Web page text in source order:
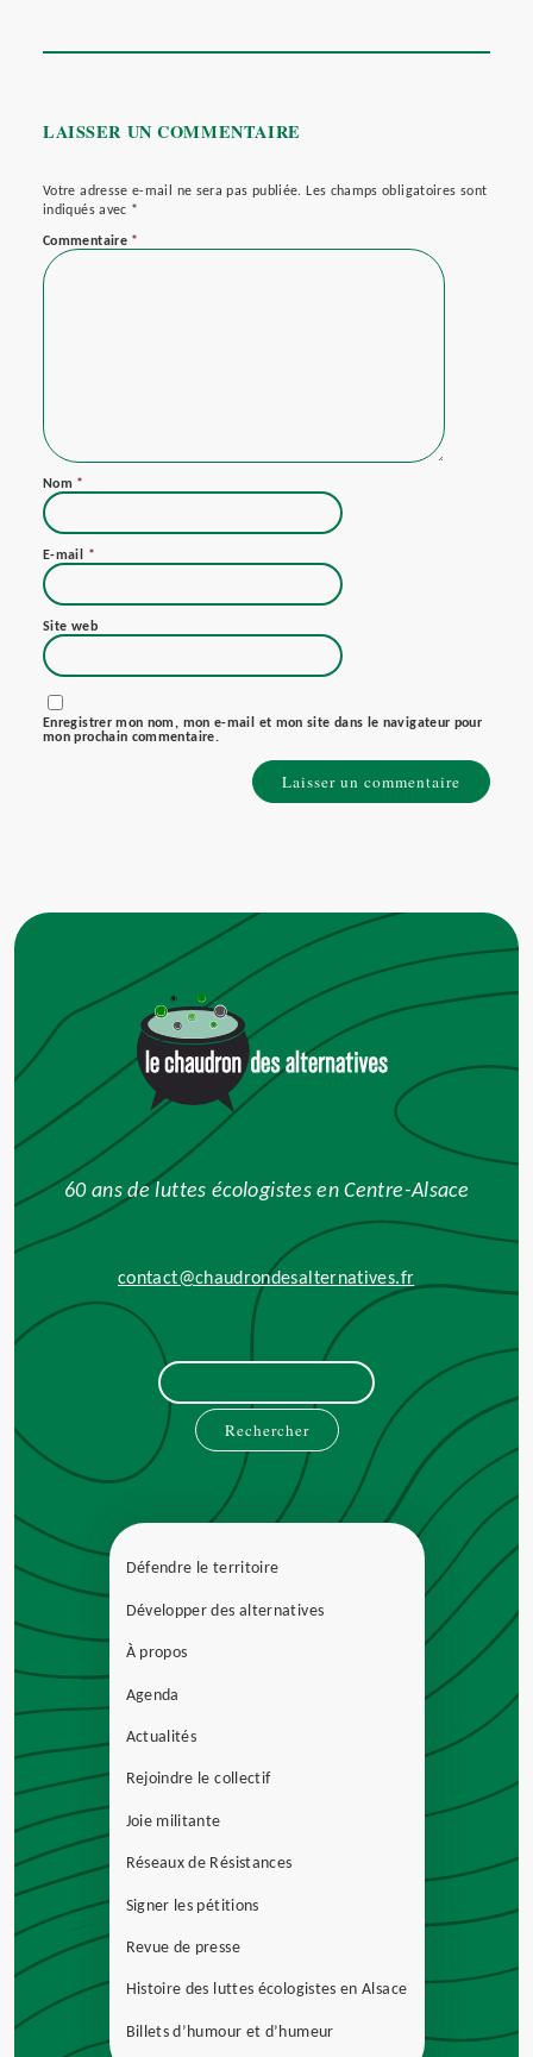
LAISSER UN COMMENTAIRE
Votre adresse e-mail ne sera pas publiée. Les champs obligatoires sont
indiqués avec *
Commentaire *
Nom *
E-mail *
Site web
Enregistrer mon nom, mon e-mail et mon site dans le navigateur pour
mon prochain commentaire.
60 ans de luttes écologistes en Centre-Alsace
contact@chaudrondesalternatives.fr
Rechercher :
Défendre le territoire
Développer des alternatives
À propos
Agenda
Actualités
Rejoindre le collectif
Joie militante
Réseaux de Résistances
Signer les pétitions
Revue de presse
Histoire des luttes écologistes en Alsace
Billets d’humour et d’humeur